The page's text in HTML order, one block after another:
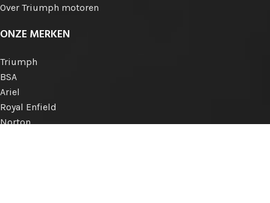
Over Triumph motoren
ONZE MERKEN
Triumph
BSA
Ariel
Royal Enfield
Norton